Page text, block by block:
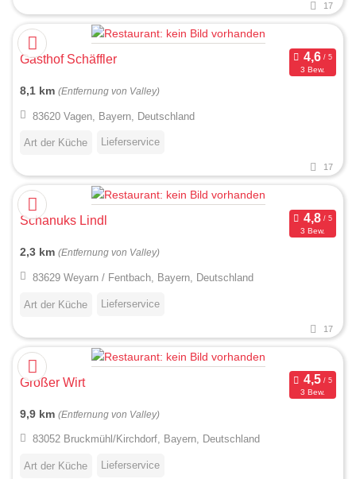
17
Gasthof Schäffler
3 Bew.
8,1 km (Entfernung von Valley)
83620 Vagen, Bayern, Deutschland
Art der Küche Lieferservice
17
Schanuks Lindl
3 Bew.
2,3 km (Entfernung von Valley)
83629 Weyarn / Fentbach, Bayern, Deutschland
Art der Küche Lieferservice
17
Großer Wirt
3 Bew.
9,9 km (Entfernung von Valley)
83052 Bruckmühl/Kirchdorf, Bayern, Deutschland
Art der Küche Lieferservice